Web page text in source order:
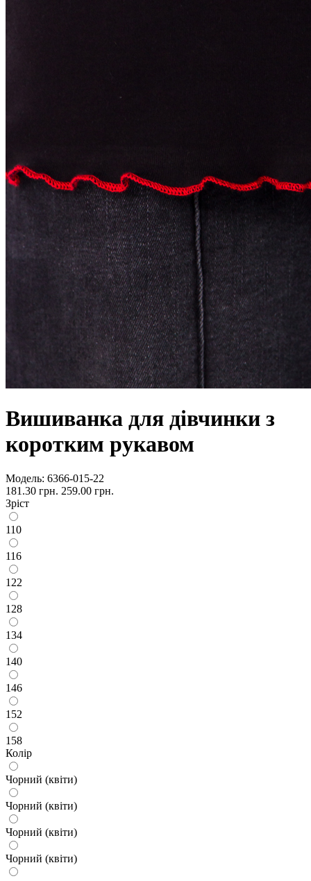
Вишиванка для дівчинки з
коротким рукавом
Модель: 6366-015-22
181.30 грн. 259.00 грн.
Зріст
110
116
122
128
134
140
146
152
158
Колір
Чорний (квіти)
Чорний (квіти)
Чорний (квіти)
Чорний (квіти)